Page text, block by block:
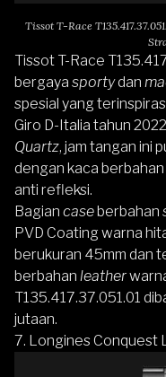
Tissot T-Race
Tissot T-Race
bergaya sportydan
spesial yang
Giro D-Italia tahun
Quartz, jam tangan ini
dengan kaca berbahan
anti refleksi.
Bagian caseberbahan
PVD Coating warna
berukuran 45mm dan
berbahan leather
T135.417.37.051.01
jutaan.
7. Longines Conquest